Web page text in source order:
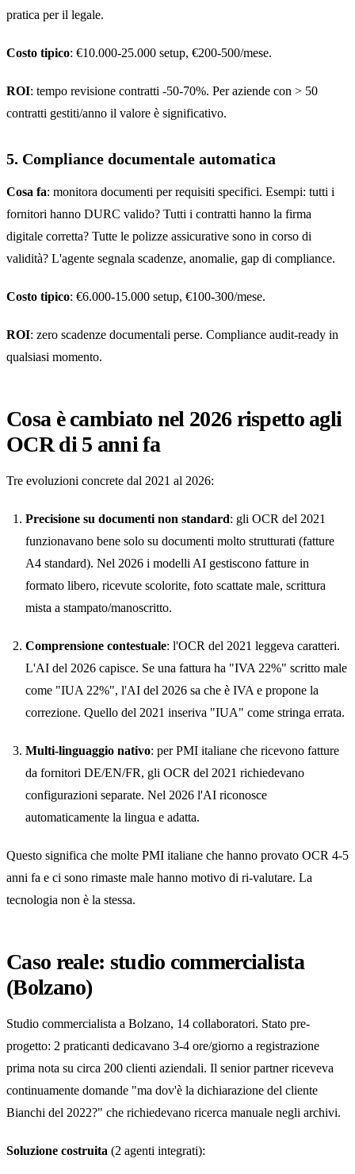
pratica per il legale.
Costo tipico: €10.000-25.000 setup, €200-500/mese.
ROI: tempo revisione contratti -50-70%. Per aziende con > 50
contratti gestiti/anno il valore è significativo.
5. Compliance documentale automatica
Cosa fa: monitora documenti per requisiti specifici. Esempi: tutti i
fornitori hanno DURC valido? Tutti i contratti hanno la firma
digitale corretta? Tutte le polizze assicurative sono in corso di
validità? L'agente segnala scadenze, anomalie, gap di compliance.
Costo tipico: €6.000-15.000 setup, €100-300/mese.
ROI: zero scadenze documentali perse. Compliance audit-ready in
qualsiasi momento.
Cosa è cambiato nel 2026 rispetto agli
OCR di 5 anni fa
Tre evoluzioni concrete dal 2021 al 2026:
Precisione su documenti non standard: gli OCR del 2021
funzionavano bene solo su documenti molto strutturati (fatture
A4 standard). Nel 2026 i modelli AI gestiscono fatture in
formato libero, ricevute scolorite, foto scattate male, scrittura
mista a stampato/manoscritto.
Comprensione contestuale: l'OCR del 2021 leggeva caratteri.
L'AI del 2026 capisce. Se una fattura ha "IVA 22%" scritto male
come "IUA 22%", l'AI del 2026 sa che è IVA e propone la
correzione. Quello del 2021 inseriva "IUA" come stringa errata.
Multi-linguaggio nativo: per PMI italiane che ricevono fatture
da fornitori DE/EN/FR, gli OCR del 2021 richiedevano
configurazioni separate. Nel 2026 l'AI riconosce
automaticamente la lingua e adatta.
Questo significa che molte PMI italiane che hanno provato OCR 4-5
anni fa e ci sono rimaste male hanno motivo di ri-valutare. La
tecnologia non è la stessa.
Caso reale: studio commercialista
(Bolzano)
Studio commercialista a Bolzano, 14 collaboratori. Stato pre-
progetto: 2 praticanti dedicavano 3-4 ore/giorno a registrazione
prima nota su circa 200 clienti aziendali. Il senior partner riceveva
continuamente domande "ma dov'è la dichiarazione del cliente
Bianchi del 2022?" che richiedevano ricerca manuale negli archivi.
Soluzione costruita (2 agenti integrati):